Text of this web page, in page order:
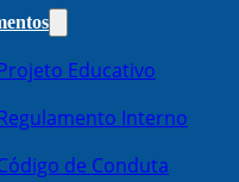
Educativo
Interno
de Conduta